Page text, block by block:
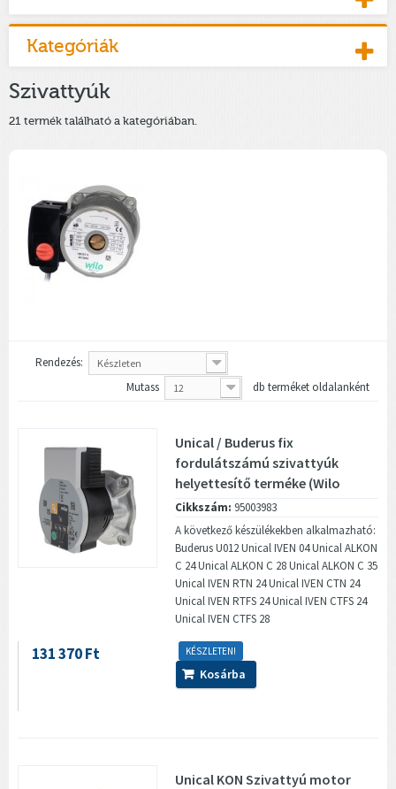
Kategóriák
Szivattyúk
21 termék található a kategóriában.
Rendezés: Készleten
Mutass 12 db terméket oldalanként
Unical / Buderus fix
fordulátszámú szivattyúk
helyettesítő terméke (Wilo
Para...
Cikkszám: 95003983
A következő készülékekben alkalmazható:
Buderus U012 Unical IVEN 04 Unical ALKON
C 24 Unical ALKON C 28 Unical ALKON C 35
Unical IVEN RTN 24 Unical IVEN CTN 24
Unical IVEN RTFS 24 Unical IVEN CTFS 24
Unical IVEN CTFS 28
KÉSZLETEN!
131 370 Ft
Kosárba
Unical KON Szivattyú motor